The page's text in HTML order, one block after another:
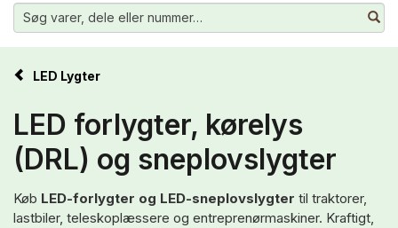
LED Lygter
LED forlygter, kørelys
(DRL) og sneplovslygter
Køb LED-forlygter og LED-sneplovslygter til traktorer,
lastbiler, teleskoplæssere og entreprenørmaskiner. Kraftigt,